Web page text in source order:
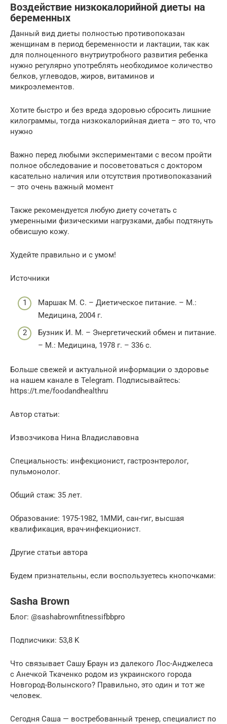
Воздействие низкокалорийной диеты на
беременных
Данный вид диеты полностью противопоказан
женщинам в период беременности и лактации, так как
для полноценного внутриутробного развития ребенка
нужно регулярно употреблять необходимое количество
белков, углеводов, жиров, витаминов и
микроэлементов.
Хотите быстро и без вреда здоровью сбросить лишние
килограммы, тогда низкокалорийная диета – это то, что
нужно
Важно перед любыми экспериментами с весом пройти
полное обследование и посоветоваться с доктором
касательно наличия или отсутствия противопоказаний
– это очень важный момент
Также рекомендуется любую диету сочетать с
умеренными физическими нагрузками, дабы подтянуть
обвисшую кожу.
Худейте правильно и с умом!
Источники
Маршак М. С. – Диетическое питание. – М.:
Медицина, 2004 г.
Бузник И. М. – Энергетический обмен и питание.
– М.: Медицина, 1978 г. – 336 с.
Больше свежей и актуальной информации о здоровье
на нашем канале в Telegram. Подписывайтесь:
https://t.me/foodandhealthru
Автор статьи:
Извозчикова Нина Владиславовна
Специальность: инфекционист, гастроэнтеролог,
пульмонолог.
Общий стаж: 35 лет.
Образование: 1975-1982, 1ММИ, сан-гиг, высшая
квалификация, врач-инфекционист.
Другие статьи автора
Будем признательны, если воспользуетесь кнопочками:
Sasha Brown
Блог: @sashabrownfitnessifbbpro
Подписчики: 53,8 K
Что связывает Сашу Браун из далекого Лос-Анджелеса
с Анечкой Ткаченко родом из украинского города
Новгород-Волынского? Правильно, это один и тот же
человек.
Сегодня Саша — востребованный тренер, специалист по